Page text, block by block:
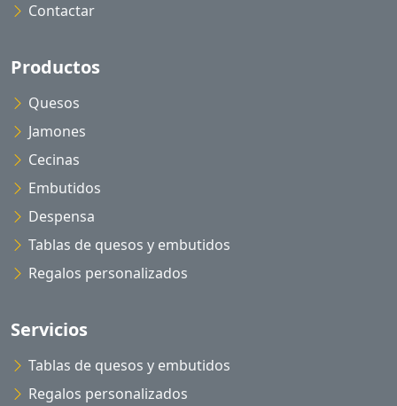
Contactar
Productos
Quesos
Jamones
Cecinas
Embutidos
Despensa
Tablas de quesos y embutidos
Regalos personalizados
Servicios
Tablas de quesos y embutidos
Regalos personalizados